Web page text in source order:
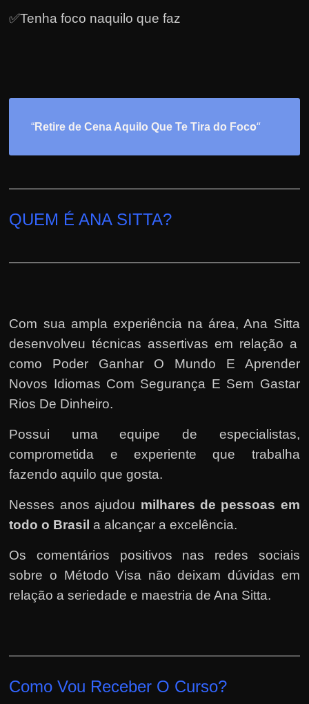
✅Tenha foco naquilo que faz
“Retire de Cena Aquilo Que Te Tira do Foco“
QUEM É ANA SITTA?
Com sua ampla experiência na área,Ana Sitta
desenvolveu técnicas assertivas em relação a
como Poder Ganhar O Mundo E Aprender
Novos Idiomas Com Segurança E Sem Gastar
Rios De Dinheiro.
Possui uma equipe de especialistas,
comprometida e experiente que trabalha
fazendo aquilo que gosta.
Nesses anos ajudou milhares de pessoas em
todo o Brasil a alcançar a excelência.
Os comentários positivos nas redes sociais
sobre o Método Visa não deixam dúvidas em
relação a seriedade e maestria de Ana Sitta.
Como Vou Receber O Curso?